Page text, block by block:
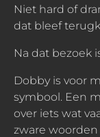
Niet hard of
dat bleef
Na dat bezoek
Dobby is voor
symbool. Een
over iets wat
zware